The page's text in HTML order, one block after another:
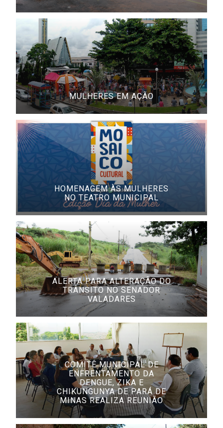
MULHERES EM AÇÃO
HOMENAGEM ÀS MULHERES
NO TEATRO MUNICIPAL
ALERTA PARA ALTERAÇÃO DO
TRÂNSITO NO SENADOR
VALADARES
COMITÊ MUNICIPAL DE
ENFRENTAMENTO DA
DENGUE, ZIKA E
CHIKUNGUNYA DE PARÁ DE
MINAS REALIZA REUNIÃO